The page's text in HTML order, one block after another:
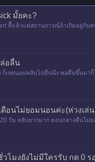
มั้ยคะ?
ทีีแล้วแต่สถานการณ์ถ้าเกิดอยู่กับ
อลื่น
ก็เลยนอนหลับไปตื่นนึง พอตื่นขึ้นมา
ดือนไม่ยอมนอนค่ะ(ห่วงเล่
วัน หลับยากมาก ตอนกลางคืนไม่
วโมงยังไม่มีใครรับ กด 0